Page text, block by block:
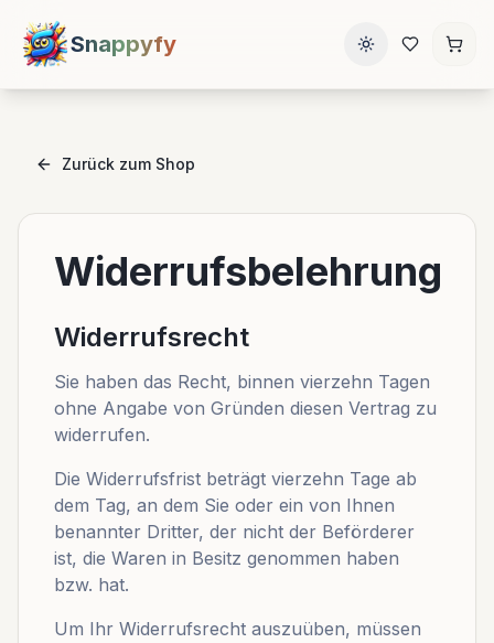
Snappyfy
Zurück zum Shop
Widerrufsbelehrung
Widerrufsrecht
Sie haben das Recht, binnen vierzehn Tagen
ohne Angabe von Gründen diesen Vertrag zu
widerrufen.
Die Widerrufsfrist beträgt vierzehn Tage ab
dem Tag, an dem Sie oder ein von Ihnen
benannter Dritter, der nicht der Beförderer
ist, die Waren in Besitz genommen haben
bzw. hat.
Um Ihr Widerrufsrecht auszuüben, müssen